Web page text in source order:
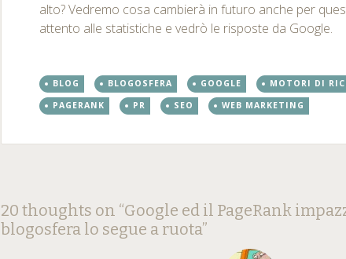
alto? Vedremo cosa cambierà in futuro anche per
attento alle statistiche e vedrò le risposte da Google.
BLOG BLOGOSFERA GOOGLE
MOTORI DI
PAGERANK
PR SEO WEB MARKETING
Post
←
→
20 thoughts on “Google ed il PageRank
blogosfera lo segue a ruota”